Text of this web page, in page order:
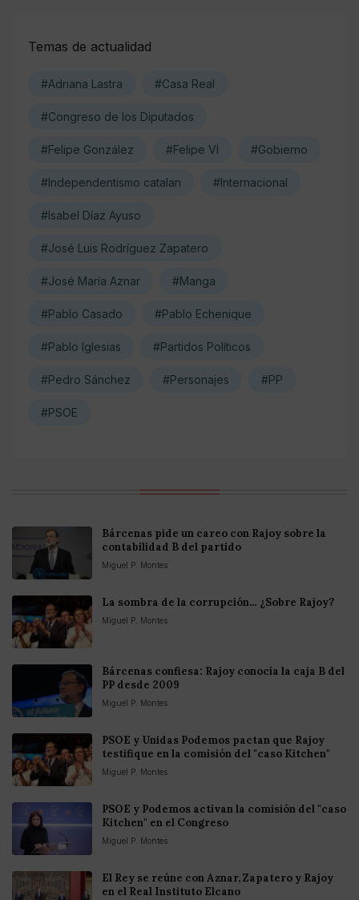
Temas de actualidad
#Adriana Lastra #Casa Real
#Congreso de los Diputados
#Felipe González #Felipe VI #Gobierno
#Independentismo catalan #Internacional
#Isabel Díaz Ayuso
#José Luis Rodríguez Zapatero
#José María Aznar #Manga
#Pablo Casado #Pablo Echenique
#Pablo Iglesias #Partidos Políticos
#Pedro Sánchez #Personajes #PP
#PSOE
Bárcenas pide un careo con Rajoy sobre la
contabilidad B del partido
Miguel P. Montes
La sombra de la corrupción… ¿Sobre Rajoy?
Miguel P. Montes
Bárcenas confiesa: Rajoy conocía la caja B del
PP desde 2009
Miguel P. Montes
PSOE y Unidas Podemos pactan que Rajoy
testifique en la comisión del "caso Kitchen"
Miguel P. Montes
PSOE y Podemos activan la comisión del "caso
Kitchen" en el Congreso
Miguel P. Montes
El Rey se reúne con Aznar, Zapatero y Rajoy
en el Real Instituto Elcano